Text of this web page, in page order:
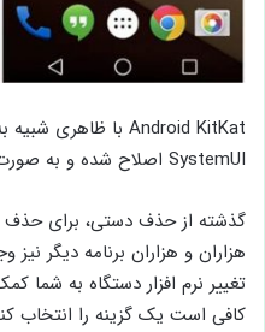
SystemUI اصلاح شده و به صورت جدیدی ساخته شده است.
گذشته از حذف دستی، برای حذف
تغییر نرم افزار دستگاه به
کافی است یک گزینه را انتخاب